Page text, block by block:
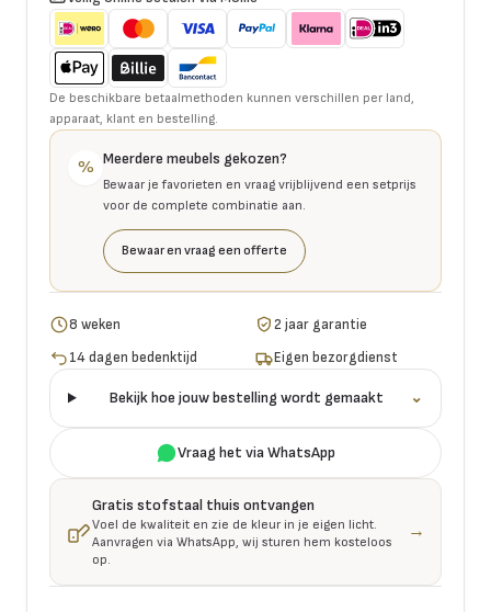
De beschikbare betaalmethoden kunnen verschillen per land,
apparaat, klant en bestelling.
% Meerdere meubels gekozen?
Bewaar je favorieten en vraag vrijblijvend een setprijs
voor de complete combinatie aan.
Bewaar en vraag een offerte
8 weken
2 jaar garantie
14 dagen bedenktijd
Eigen bezorgdienst
Bekijk hoe jouw bestelling wordt gemaakt ⌄
Vraag het via WhatsApp
Gratis stofstaal thuis ontvangen
Voel de kwaliteit en zie de kleur in je eigen licht.
Aanvragen via WhatsApp, wij sturen hem kosteloos
op.
→